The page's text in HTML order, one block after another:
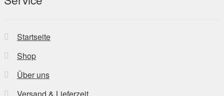
Startseite
Shop
Über uns